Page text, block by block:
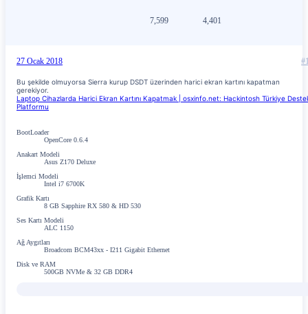
7,599 4,401
27 Ocak 2018
Bu şekilde olmuyorsa Sierra kurup DSDT üzerinden harici ekran kartını kapatman
gerekiyor.
Laptop Cihazlarda Harici Ekran Kartını Kapatmak | osxinfo.net: Hackintosh Türkiye
Platformu
BootLoader
OpenCore 0.6.4
Anakart Modeli
Asus Z170 Deluxe
İşlemci Modeli
Intel i7 6700K
Grafik Kartı
8 GB Sapphire RX 580 & HD 530
Ses Kartı Modeli
ALC 1150
Ağ Aygıtları
Broadcom BCM43xx - I211 Gigabit Ethernet
Disk ve RAM
500GB NVMe & 32 GB DDR4